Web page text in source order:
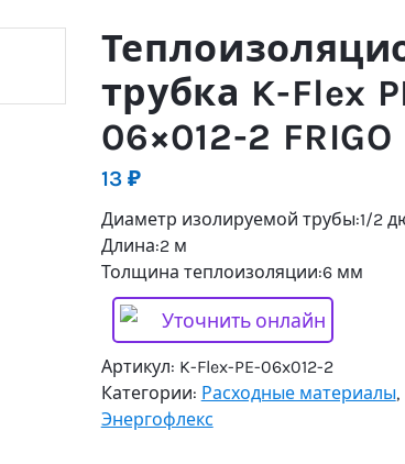
трубка K-Flex
06×012-2 FRIGO
13 ₽
Диаметр изолируемой трубы:1/2
Длина:2 м
Толщина теплоизоляции:6 мм
Уточнить онлайн
Артикул: K-Flex-PE-06x012-2
Категории: Расходные материалы,
Энергофлекс